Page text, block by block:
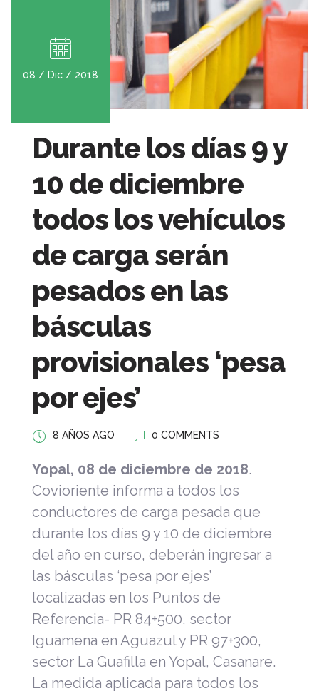
08 / Dic / 2018
Durante los días 9 y
10 de diciembre
todos los vehículos
de carga serán
pesados en las
básculas
provisionales ‘pesa
por ejes’
8 AÑOS AGO 0 COMMENTS
Yopal, 08 de diciembre de 2018.
Covioriente informa a todos los
conductores de carga pesada que
durante los días 9 y 10 de diciembre
del año en curso, deberán ingresar a
las básculas ‘pesa por ejes’
localizadas en los Puntos de
Referencia- PR 84+500, sector
Iguamena en Aguazul y PR 97+300,
sector La Guafilla en Yopal, Casanare.
La medida aplicada para todos los